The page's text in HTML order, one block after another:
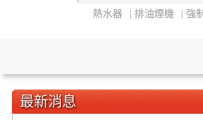
熱水器 排油煙機 強
最新消息